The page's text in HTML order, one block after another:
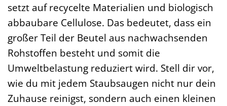
setzt auf recycelte Materialien und biologisch
abbaubare Cellulose. Das bedeutet, dass ein
großer Teil der Beutel aus nachwachsenden
Rohstoffen besteht und somit die
Umweltbelastung reduziert wird. Stell dir vor,
wie du mit jedem Staubsaugen nicht nur dein
Zuhause reinigst, sondern auch einen kleinen